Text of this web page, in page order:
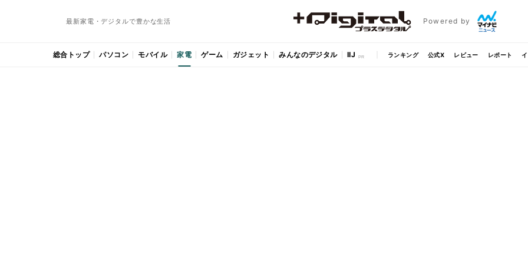
最新家電・デジタルで豊かな生活 Powered by
総合トップ パソコン モバイル 家電 ゲーム ガジェット みんなのデジタル IIJ ランキング 公式X レビュー レポート